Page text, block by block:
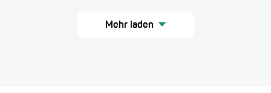
Mehr laden